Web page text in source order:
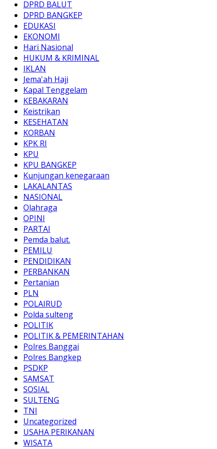
DPRD BALUT
DPRD BANGKEP
EDUKASI
EKONOMI
Hari Nasional
HUKUM & KRIMINAL
IKLAN
Jema'ah Haji
Kapal Tenggelam
KEBAKARAN
Keistrikan
KESEHATAN
KORBAN
KPK RI
KPU
KPU BANGKEP
Kunjungan kenegaraan
LAKALANTAS
NASIONAL
Olahraga
OPINI
PARTAI
Pemda balut.
PEMILU
PENDIDIKAN
PERBANKAN
Pertanian
PLN
POLAIRUD
Polda sulteng
POLITIK
POLITIK & PEMERINTAHAN
Polres Banggai
Polres Bangkep
PSDKP
SAMSAT
SOSIAL
SULTENG
TNI
Uncategorized
USAHA PERIKANAN
WISATA